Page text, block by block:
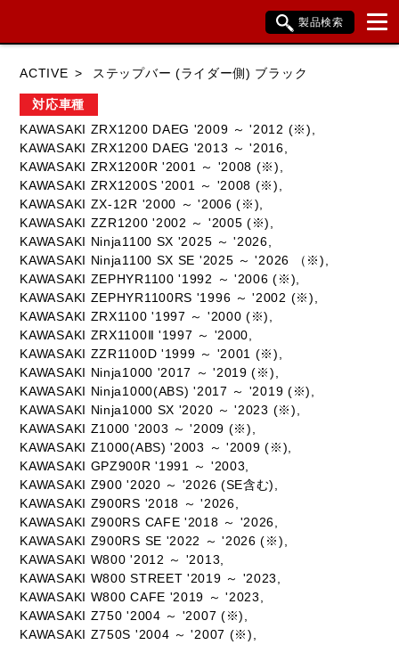
製品検索
HONDA YAMAHA SUZUKI
KAWASAKI BMW DUCATI
HARLEY DAVIDSON KTM
閉じる
ACTIVE ステップバー (ライダー側) ブラック
対応車種
KAWASAKI ZRX1200 DAEG '2009 ～ '2012 (※),
KAWASAKI ZRX1200 DAEG '2013 ～ '2016,
KAWASAKI ZRX1200R '2001 ～ '2008 (※),
KAWASAKI ZRX1200S '2001 ～ '2008 (※),
KAWASAKI ZX-12R '2000 ～ '2006 (※),
KAWASAKI ZZR1200 '2002 ～ '2005 (※),
KAWASAKI Ninja1100 SX '2025 ～ '2026,
KAWASAKI Ninja1100 SX SE '2025 ～ '2026 （※),
KAWASAKI ZEPHYR1100 '1992 ～ '2006 (※),
KAWASAKI ZEPHYR1100RS '1996 ～ '2002 (※),
KAWASAKI ZRX1100 '1997 ～ '2000 (※),
KAWASAKI ZRX1100Ⅱ '1997 ～ '2000,
KAWASAKI ZZR1100D '1999 ～ '2001 (※),
KAWASAKI Ninja1000 '2017 ～ '2019 (※),
KAWASAKI Ninja1000(ABS) '2017 ～ '2019 (※),
KAWASAKI Ninja1000 SX '2020 ～ '2023 (※),
KAWASAKI Z1000 '2003 ～ '2009 (※),
KAWASAKI Z1000(ABS) '2003 ～ '2009 (※),
KAWASAKI GPZ900R '1991 ～ '2003,
KAWASAKI Z900 '2020 ～ '2026 (SE含む),
KAWASAKI Z900RS '2018 ～ '2026,
KAWASAKI Z900RS CAFE '2018 ～ '2026,
KAWASAKI Z900RS SE '2022 ～ '2026 (※),
KAWASAKI W800 '2012 ～ '2013,
KAWASAKI W800 STREET '2019 ～ '2023,
KAWASAKI W800 CAFE '2019 ～ '2023,
KAWASAKI Z750 '2004 ～ '2007 (※),
KAWASAKI Z750S '2004 ～ '2007 (※),